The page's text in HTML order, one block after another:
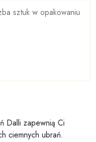
sztuk w opakowaniu
Dalli zapewnią Ci
ciemnych ubrań.